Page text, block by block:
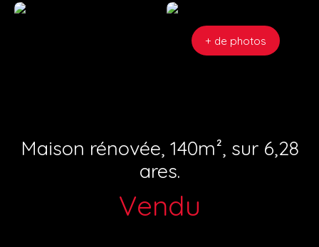
+ de photos
Maison rénovée, 140m², sur 6,28
ares.
Vendu